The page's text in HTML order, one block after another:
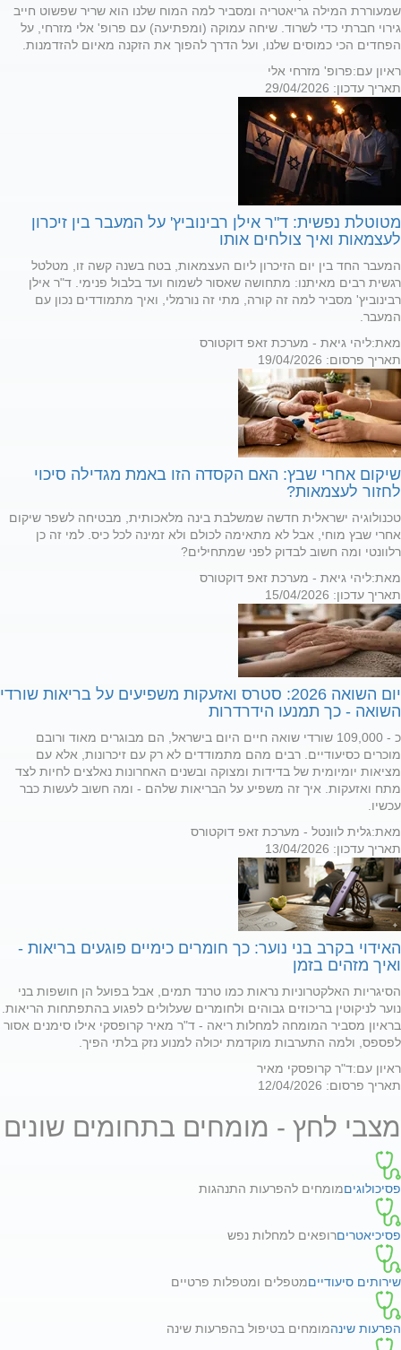
שמעוררת המילה גריאטריה ומסביר למה המוח שלנו הוא שריר שפשוט חייב
גירוי חברתי כדי לשרוד. שיחה עמוקה (ומפתיעה) עם פרופ' אלי מזרחי, על
הפחדים הכי כמוסים שלנו, ועל הדרך להפוך את הזקנה מאיום להזדמנות.
ראיון עם:פרופ' מזרחי אלי
תאריך עדכון: 29/04/2026
מטוטלת נפשית: ד"ר אילן רבינוביץ' על המעבר בין זיכרון
לעצמאות ואיך צולחים אותו
המעבר החד בין יום הזיכרון ליום העצמאות, בטח בשנה קשה זו, מטלטל
רגשית רבים מאיתנו: מתחושה שאסור לשמוח ועד בלבול פנימי. ד"ר אילן
רבינוביץ' מסביר למה זה קורה, מתי זה נורמלי, ואיך מתמודדים נכון עם
המעבר.
מאת:ליהי גיאת - מערכת זאפ דוקטורס
תאריך פרסום: 19/04/2026
שיקום אחרי שבץ: האם הקסדה הזו באמת מגדילה סיכוי
לחזור לעצמאות?
טכנולוגיה ישראלית חדשה שמשלבת בינה מלאכותית, מבטיחה לשפר שיקום
אחרי שבץ מוחי, אבל לא מתאימה לכולם ולא זמינה לכל כיס. למי זה כן
רלוונטי ומה חשוב לבדוק לפני שמתחילים?
מאת:ליהי גיאת - מערכת זאפ דוקטורס
תאריך עדכון: 15/04/2026
יום השואה 2026: סטרס ואזעקות משפיעים על בריאות שורדי
השואה - כך תמנעו הידרדרות
כ - 109,000 שורדי שואה חיים היום בישראל, הם מבוגרים מאוד ורובם
מוכרים כסיעודיים. רבים מהם מתמודדים לא רק עם זיכרונות, אלא עם
מציאות יומיומית של בדידות ומצוקה ובשנים האחרונות נאלצים לחיות לצד
מתח ואזעקות. איך זה משפיע על הבריאות שלהם - ומה חשוב לעשות כבר
עכשיו.
מאת:גלית לוונטל - מערכת זאפ דוקטורס
תאריך עדכון: 13/04/2026
האידוי בקרב בני נוער: כך חומרים כימיים פוגעים בריאות -
ואיך מזהים בזמן
הסיגריות האלקטרוניות נראות כמו טרנד תמים, אבל בפועל הן חושפות בני
נוער לניקוטין בריכוזים גבוהים ולחומרים שעלולים לפגוע בהתפתחות הריאות.
בראיון מסביר המומחה למחלות ריאה - ד"ר מאיר קרופסקי אילו סימנים אסור
לפספס, ולמה התערבות מוקדמת יכולה למנוע נזק בלתי הפיך.
ראיון עם:ד"ר קרופסקי מאיר
תאריך פרסום: 12/04/2026
מצבי לחץ - מומחים בתחומים שונים
פסיכולוגיםמומחים להפרעות התנהגות
פסיכיאטריםרופאים למחלות נפש
שירותים סיעודייםמטפלים ומטפלות פרטיים
הפרעות שינהמומחים בטיפול בהפרעות שינה